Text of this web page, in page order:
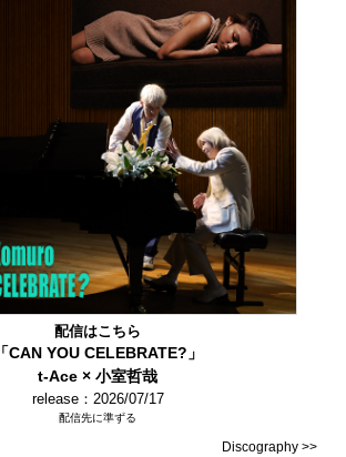
配信はこちら
「CAN YOU CELEBRATE?」
t-Ace × 小室哲哉
release：2026/07/17
配信先に準ずる
Discography >>